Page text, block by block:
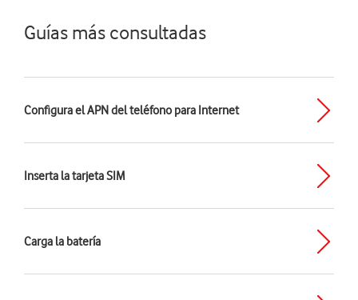
Guías más consultadas
Configura el APN del teléfono para Internet
Inserta la tarjeta SIM
Carga la batería